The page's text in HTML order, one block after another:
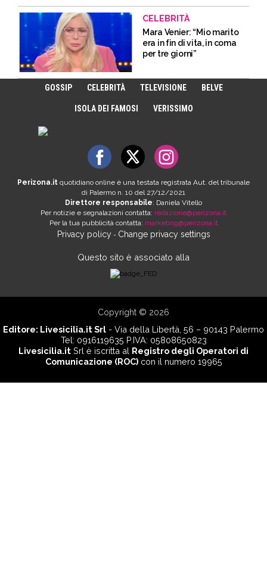
CELEBRITÀ
Mara Venier: “Mio marito
era in fin di vita, in coma
per tre giorni”
GOSSIP CELEBRITÀ TELEVISIONE BELVE
ISOLA DEI FAMOSI VERISSIMO
Perizona.it quotidiano online è una testata registrata Aut. del tribunale
di Palermo n. 10 del 27/12/2021
Direttore responsabile: Daniela Vitello
Per notizie e segnalazioni contatta: redazione@perizona.it
Per la tua pubblicità contatta: marketing@perizona.it
Privacy policy- Change privacy settings
Questo sito è associato alla
Copyright © 2026
Editore: Livesicilia.it Srl - Via della Libertà, 56 – 90143 Palermo
Tel: 0916119635 P.IVA: 05808650823
Livesicilia.it Srl è iscritta al Registro degli Operatori di
Comunicazione (ROC)con il numero 19965